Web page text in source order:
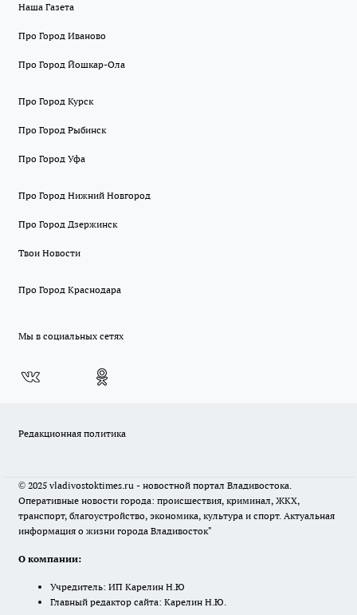
Наша Газета
Про Город Иваново
Про Город Йошкар-Ола
Про Город Курск
Про Город Рыбинск
Про Город Уфа
Про Город Нижний Новгород
Про Город Дзержинск
Твои Новости
Про Город Краснодара
Мы в социальных сетях
Редакционная политика
© 2025 vladivostoktimes.ru - новостной портал Владивостока.
Оперативные новости города: происшествия, криминал, ЖКХ,
транспорт, благоустройство, экономика, культура и спорт. Актуальная
информация о жизни города Владивосток"
О компании:
Учредитель: ИП Карелин Н.Ю
Главный редактор сайта: Карелин Н.Ю.